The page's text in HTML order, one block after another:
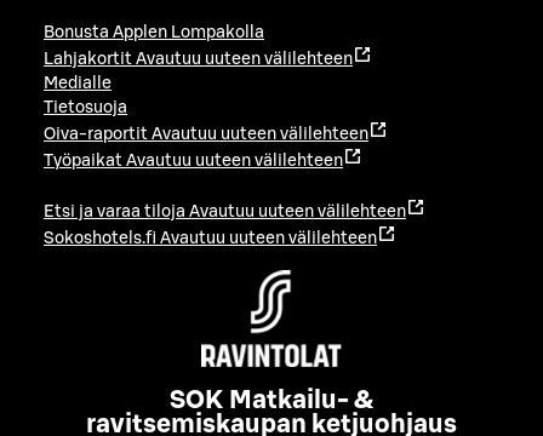
Bonusta Applen Lompakolla
Lahjakortit Avautuu uuteen välilehteen
Medialle
Tietosuoja
Oiva-raportit Avautuu uuteen välilehteen
Työpaikat Avautuu uuteen välilehteen
Etsi ja varaa tiloja Avautuu uuteen välilehteen
Sokoshotels.fi Avautuu uuteen välilehteen
SOK Matkailu- &
ravitsemiskaupan ketjuohjaus